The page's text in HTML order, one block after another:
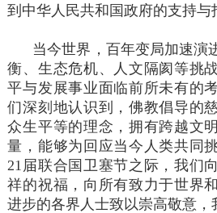
到中华人民共和国政府的支持与
当今世界，百年变局加速演
衡、生态危机、人文隔阂等挑
平与发展事业面临前所未有的
们深刻地认识到，佛教倡导的
众生平等的理念，拥有跨越文
量，能够为回应当今人类共同
21届联合国卫塞节之际，我们
祥的祝福，向所有致力于世界
进步的各界人士致以崇高敬意，